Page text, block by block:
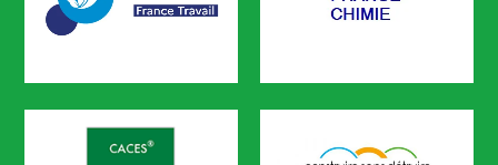
KAIROS FRANCE CHIMIE